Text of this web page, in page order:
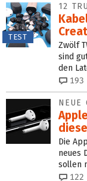
TEST
12
Zwölf
sind
den
193
NEUE
Die
neues
sollen
122